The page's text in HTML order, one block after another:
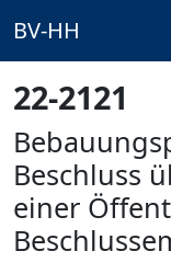
BV-HH
22-2121
Beschluss
einer